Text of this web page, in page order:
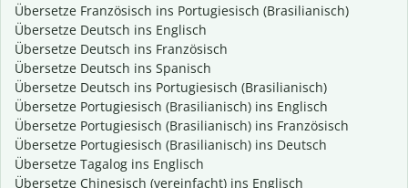
Übersetze Französisch ins Portugiesisch (Brasilianisch)
Übersetze Deutsch ins Englisch
Übersetze Deutsch ins Französisch
Übersetze Deutsch ins Spanisch
Übersetze Deutsch ins Portugiesisch (Brasilianisch)
Übersetze Portugiesisch (Brasilianisch) ins Englisch
Übersetze Portugiesisch (Brasilianisch) ins Französisch
Übersetze Portugiesisch (Brasilianisch) ins Deutsch
Übersetze Tagalog ins Englisch
Übersetze Chinesisch (vereinfacht) ins Englisch